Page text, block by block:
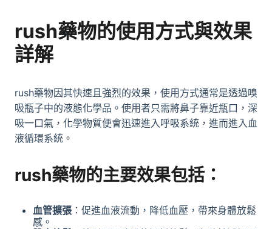
rush藥物的使用方式與效果
詳解
rush藥物因其快速且強烈的效果，使用方式通常是透過嗅
吸瓶子中的液態化學品。使用者只需將鼻子靠近瓶口，深
吸一口氣，化學物質便會迅速進入呼吸系統，進而進入血
液循環系統。
rush藥物的主要效果包括：
血管擴張 ：促進血液流動，降低血壓，帶來身體放鬆
感。